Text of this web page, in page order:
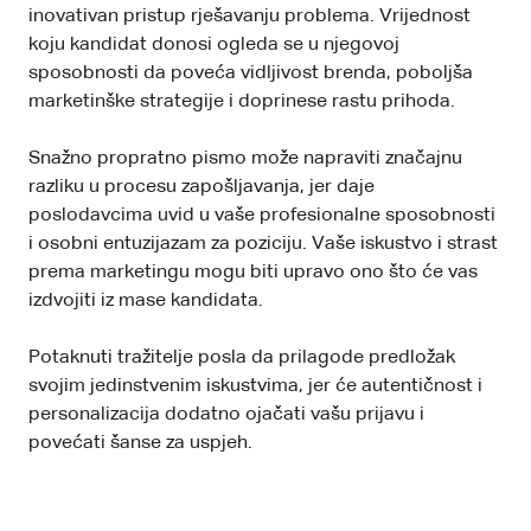
inovativan pristup rješavanju problema. Vrijednost
koju kandidat donosi ogleda se u njegovoj
sposobnosti da poveća vidljivost brenda, poboljša
marketinške strategije i doprinese rastu prihoda.
Snažno propratno pismo može napraviti značajnu
razliku u procesu zapošljavanja, jer daje
poslodavcima uvid u vaše profesionalne sposobnosti
i osobni entuzijazam za poziciju. Vaše iskustvo i strast
prema marketingu mogu biti upravo ono što će vas
izdvojiti iz mase kandidata.
Potaknuti tražitelje posla da prilagode predložak
svojim jedinstvenim iskustvima, jer će autentičnost i
personalizacija dodatno ojačati vašu prijavu i
povećati šanse za uspjeh.